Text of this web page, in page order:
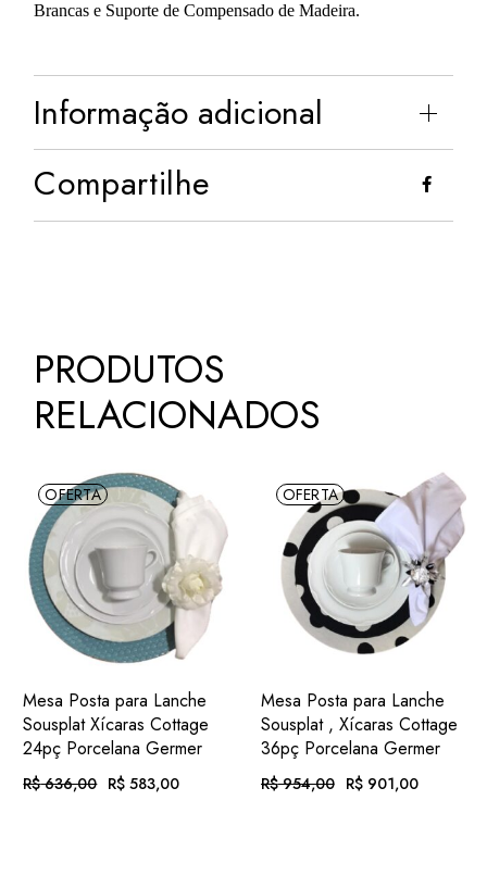
Brancas e Suporte de Compensado de Madeira.
Informação adicional
Compartilhe
PRODUTOS
RELACIONADOS
OFERTA
ADIC.
FAVORITOS
VER
Mesa Posta para Lanche
Sousplat Xícaras Cottage
24pç Porcelana Germer
R$636,00
O R$ 583,00
O
OFERTA
ADIC.
FAVORITOS
VER
Mesa Posta para Lanche
Sousplat , Xícaras Cottage
36pç Porcelana Germer
R$954,00
O R$901,00
O